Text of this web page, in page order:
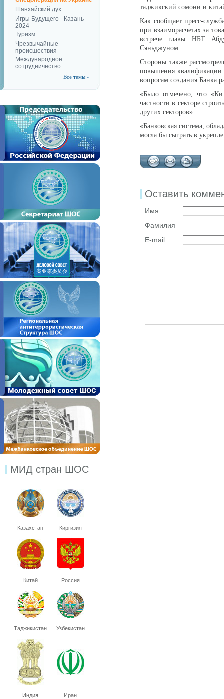
Шанхайский дух
Игры Будущего - Казань
2024
Туризм
Чрезвычайные
происшествия
Международное
сотрудничество
Все темы »
МИД стран ШОС
Казахстан Киргизия
Китай Россия
Таджикистан Узбекистан
Индия Иран
таджикский сомони и
Как сообщает пресс-
при взаиморасчетах за
встрече главы НБТ
Сяньджуном.
Стороны также
повышения квалификации
вопросам создания Банка
«Было отмечено, что
частности в секторе
других секторов».
«Банковская система,
могла бы сыграть в
Оставить
Имя
Фамилия
E-mail